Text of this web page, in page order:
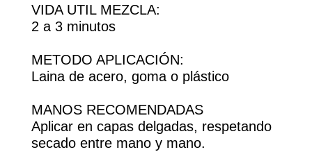
VIDA UTIL MEZCLA:
2 a 3 minutos
METODO APLICACIÓN:
Laina de acero, goma o plástico
MANOS RECOMENDADAS
Aplicar en capas delgadas, respetando
secado entre mano y mano.